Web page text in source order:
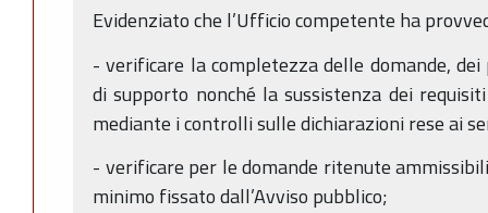
Evidenziato che l’Ufficio competente ha
- verificare la completezza delle domande,
di supporto nonché la sussistenza dei
mediante i controlli sulle dichiarazioni rese ai
- verificare per le domande ritenute
minimo fissato dall’Avviso pubblico;